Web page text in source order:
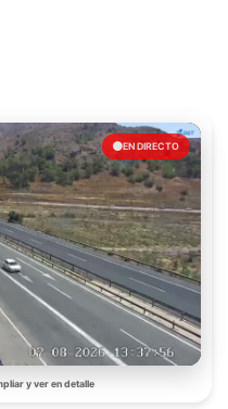
EN DIRECTO
y ver en detalle